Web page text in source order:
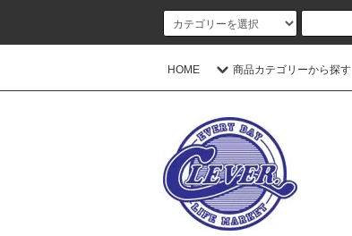
HOME 商品カテゴリーから探す